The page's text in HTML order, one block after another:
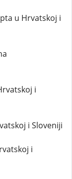
u Hrvatskoj i
i
i Sloveniji
i